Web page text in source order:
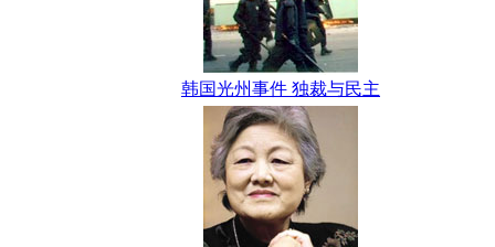
韩国光州事件 独裁与民主